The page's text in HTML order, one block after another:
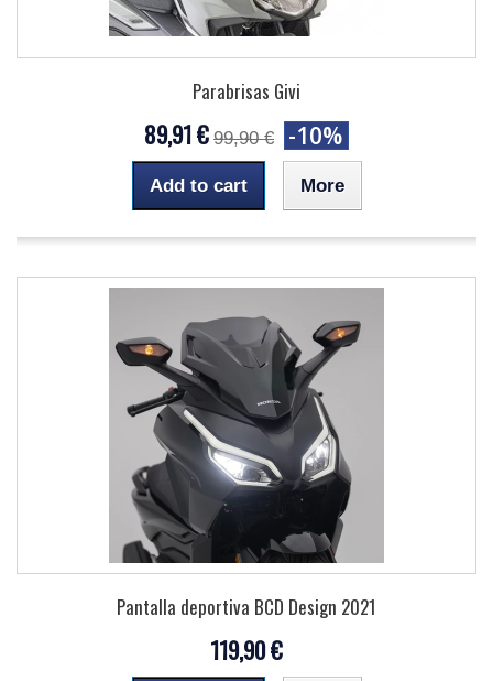
Parabrisas Givi
89,91 € 99,90 € -10%
Add to cart More
Pantalla deportiva BCD Design 2021
119,90 €